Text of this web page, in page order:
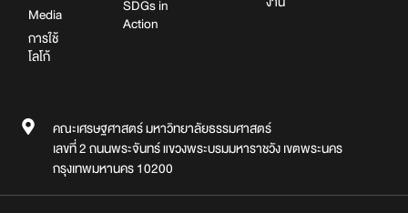
Media
การใช้
โลโก้
SDGs in
Action
คณะเศรษฐศาสตร์ มหาวิทยาลัยธรรมศาสตร์
เลขที่ 2 ถนนพระจันทร์ แขวงพระบรมมหาราชวัง เขตพระนคร
กรุงเทพมหานคร 10200